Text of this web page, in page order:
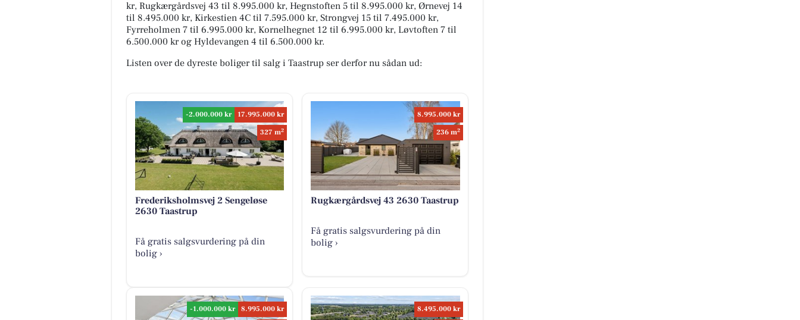
kr, Rugkærgårdsvej 43 til 8.995.000 kr, Hegnstoften 5 til 8.995.000 kr, Ørnevej 14
til 8.495.000 kr, Kirkestien 4C til 7.595.000 kr, Strongvej 15 til 7.495.000 kr,
Fyrreholmen 7 til 6.995.000 kr, Kornelhegnet 12 til 6.995.000 kr, Løvtoften 7 til
6.500.000 kr og Hyldevangen 4 til 6.500.000 kr.
Listen over de dyreste boliger til salg i Taastrup ser derfor nu sådan ud:
-2.000.000 kr
17.995.000 kr
327 m2
Frederiksholmsvej 2 Sengeløse
2630 Taastrup
Få gratis salgsvurdering på din
bolig ›
8.995.000 kr
236 m2
Rugkærgårdsvej 43 2630 Taastrup
Få gratis salgsvurdering på din
bolig ›
-1.000.000 kr
8.995.000 kr
8.495.000 kr